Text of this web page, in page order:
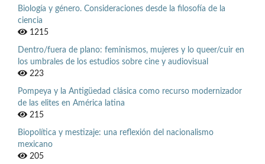
Biología y género. Consideraciones desde la filosofía de la
ciencia
1215
Dentro/fuera de plano: feminismos, mujeres y lo queer/cuir en
los umbrales de los estudios sobre cine y audiovisual
223
Pompeya y la Antigüedad clásica como recurso modernizador
de las elites en América latina
215
Biopolítica y mestizaje: una reflexión del nacionalismo
mexicano
205